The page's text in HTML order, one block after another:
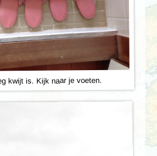
kwijt is. Kijk naar je voeten.